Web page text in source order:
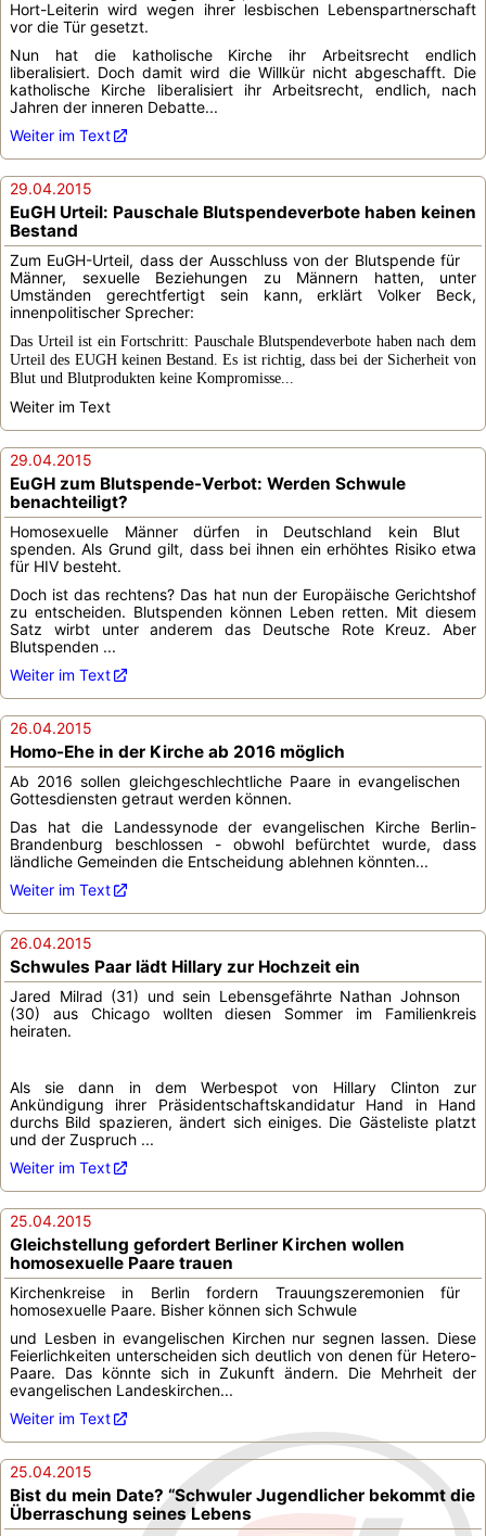
Hort-Leiterin wird wegen ihrer lesbischen Lebenspartnerschaft
vor die Tür gesetzt.
Nun hat die katholische Kirche ihr Arbeitsrecht endlich
liberalisiert. Doch damit wird die Willkür nicht abgeschafft. Die
katholische Kirche liberalisiert ihr Arbeitsrecht, endlich, nach
Jahren der inneren Debatte...
Weiter im Text
29.04.2015
EuGH Urteil: Pauschale Blutspendeverbote haben keinen
Bestand
Zum EuGH-Urteil, dass der Ausschluss von der Blutspende für
Männer, sexuelle Beziehungen zu Männern hatten, unter
Umständen gerechtfertigt sein kann, erklärt Volker Beck,
innenpolitischer Sprecher:
Das Urteil ist ein Fortschritt: Pauschale Blutspendeverbote haben nach dem
Urteil des EUGH keinen Bestand. Es ist richtig, dass bei der Sicherheit von
Blut und Blutprodukten keine Kompromisse...
Weiter im Text
29.04.2015
EuGH zum Blutspende-Verbot: Werden Schwule
benachteiligt?
Homosexuelle Männer dürfen in Deutschland kein Blut
spenden. Als Grund gilt, dass bei ihnen ein erhöhtes Risiko etwa
für HIV besteht.
Doch ist das rechtens? Das hat nun der Europäische Gerichtshof
zu entscheiden. Blutspenden können Leben retten. Mit diesem
Satz wirbt unter anderem das Deutsche Rote Kreuz. Aber
Blutspenden ...
Weiter im Text
26.04.2015
Homo-Ehe in der Kirche ab 2016 möglich
Ab 2016 sollen gleichgeschlechtliche Paare in evangelischen
Gottesdiensten getraut werden können.
Das hat die Landessynode der evangelischen Kirche Berlin-
Brandenburg beschlossen - obwohl befürchtet wurde, dass
ländliche Gemeinden die Entscheidung ablehnen könnten...
Weiter im Text
26.04.2015
Schwules Paar lädt Hillary zur Hochzeit ein
Jared Milrad (31) und sein Lebensgefährte Nathan Johnson
(30) aus Chicago wollten diesen Sommer im Familienkreis
heiraten.
Als sie dann in dem Werbespot von Hillary Clinton zur
Ankündigung ihrer Präsidentschaftskandidatur Hand in Hand
durchs Bild spazieren, ändert sich einiges. Die Gästeliste platzt
und der Zuspruch ...
Weiter im Text
25.04.2015
Gleichstellung gefordert Berliner Kirchen wollen
homosexuelle Paare trauen
Kirchenkreise in Berlin fordern Trauungszeremonien für
homosexuelle Paare. Bisher können sich Schwule
und Lesben in evangelischen Kirchen nur segnen lassen. Diese
Feierlichkeiten unterscheiden sich deutlich von denen für Hetero-
Paare. Das könnte sich in Zukunft ändern. Die Mehrheit der
evangelischen Landeskirchen...
Weiter im Text
25.04.2015
Bist du mein Date? “Schwuler Jugendlicher bekommt die
Überraschung seines Lebens